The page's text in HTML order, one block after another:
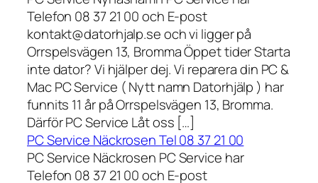
Telefon 08 37 21 00 och E-post
kontakt@datorhjalp.se och vi ligger på
Orrspelsvägen 13, Bromma Öppet tider Starta
inte dator? Vi hjälper dej. Vi reparera din PC &
Mac PC Service ( Nytt namn Datorhjälp ) har
funnits 11 år på Orrspelsvägen 13, Bromma.
Därför PC Service Låt oss […]
PC Service Näckrosen Tel 08 37 21 00
PC Service Näckrosen PC Service har
Telefon 08 37 21 00 och E-post